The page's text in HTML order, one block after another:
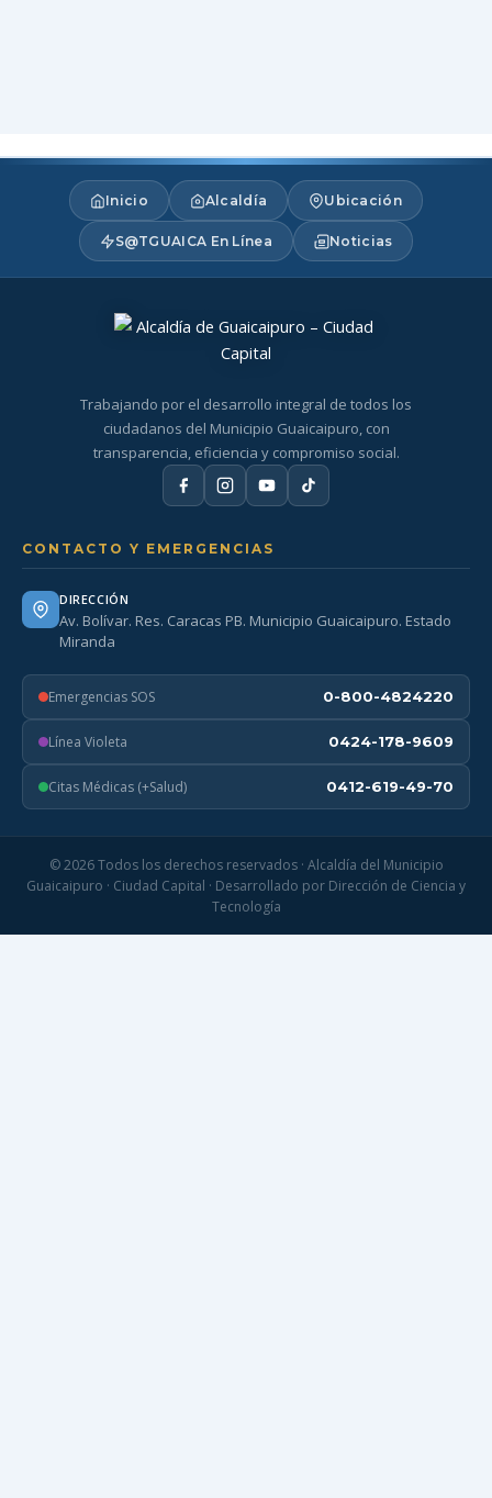
Inicio Alcaldía Ubicación
S@TGUAICA En Línea Noticias
Trabajando por el desarrollo integral de todos los
ciudadanos del Municipio Guaicaipuro, con
transparencia, eficiencia y compromiso social.
CONTACTO Y EMERGENCIAS
DIRECCIÓN
Av. Bolívar. Res. Caracas PB. Municipio Guaicaipuro. Estado
Miranda
Emergencias SOS 0-800-4824220
Línea Violeta 0424-178-9609
Citas Médicas (+Salud) 0412-619-49-70
© 2026 Todos los derechos reservados · Alcaldía del Municipio
Guaicaipuro · Ciudad Capital · Desarrollado por Dirección de Ciencia y
Tecnología